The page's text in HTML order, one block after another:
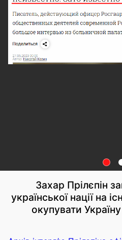
Захар Прілєпін
української нації на
окупувати